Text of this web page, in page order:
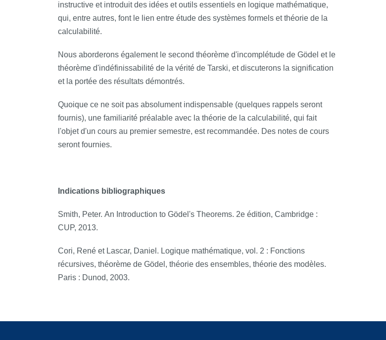
instructive et introduit des idées et outils essentiels en logique mathématique,
qui, entre autres, font le lien entre étude des systèmes formels et théorie de la
calculabilité.
Nous aborderons également le second théorème d'incomplétude de Gödel et le
théorème d'indéfinissabilité de la vérité de Tarski, et discuterons la signification
et la portée des résultats démontrés.
Quoique ce ne soit pas absolument indispensable (quelques rappels seront
fournis), une familiarité préalable avec la théorie de la calculabilité, qui fait
l'objet d'un cours au premier semestre, est recommandée. Des notes de cours
seront fournies.
Indications bibliographiques
Smith, Peter. An Introduction to Gödel's Theorems. 2e édition, Cambridge :
CUP, 2013.
Cori, René et Lascar, Daniel. Logique mathématique, vol. 2 : Fonctions
récursives, théorème de Gödel, théorie des ensembles, théorie des modèles.
Paris : Dunod, 2003.